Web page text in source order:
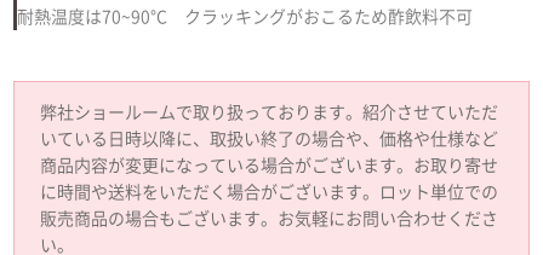
耐熱温度は70~90°C クラッキングがおこるため酢飲料不可
弊社ショールームで取り扱っております。紹介させていただ
いている日時以降に、取扱い終了の場合や、価格や仕様など
商品内容が変更になっている場合がございます。お取り寄せ
に時間や送料をいただく場合がございます。ロット単位での
販売商品の場合もございます。お気軽にお問い合わせくださ
い。